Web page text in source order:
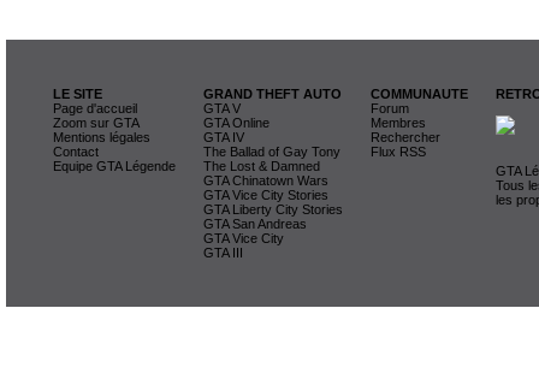
LE SITE
Page d'accueil
Zoom sur GTA
Mentions légales
Contact
Equipe GTA Légende
GRAND THEFT AUTO
GTA V
GTA Online
GTA IV
The Ballad of Gay Tony
The Lost & Damned
GTA Chinatown Wars
GTA Vice City Stories
GTA Liberty City Stories
GTA San Andreas
GTA Vice City
GTA III
COMMUNAUTE
Forum
Membres
Rechercher
Flux RSS
GTA
Tous
les